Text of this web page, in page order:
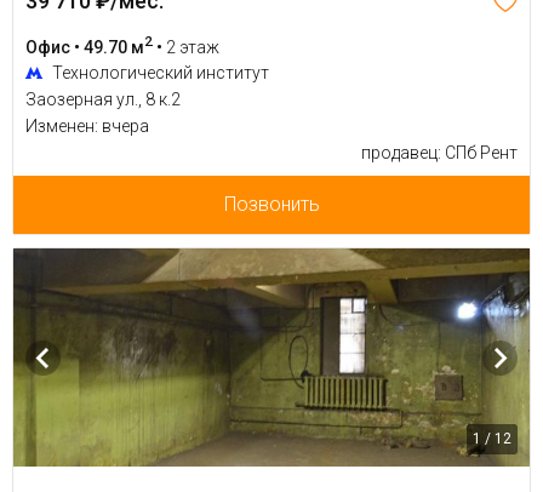
Офис • 49.70 м2 • 2 этаж
Технологический институт
Заозерная ул., 8 к.2
Изменен: вчера
продавец: СПб Рент
Позвонить
1 / 12